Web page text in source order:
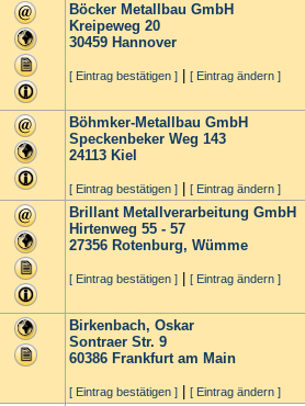
Böcker Metallbau GmbH
Kreipeweg 20
30459 Hannover
[ Eintrag bestätigen ] [ Eintrag ändern ]
Böhmker-Metallbau GmbH
Speckenbeker Weg 143
24113 Kiel
[ Eintrag bestätigen ] [ Eintrag ändern ]
Brillant Metallverarbeitung GmbH
Hirtenweg 55 - 57
27356 Rotenburg, Wümme
[ Eintrag bestätigen ] [ Eintrag ändern ]
Birkenbach, Oskar
Sontraer Str. 9
60386 Frankfurt am Main
[ Eintrag bestätigen ] [ Eintrag ändern ]